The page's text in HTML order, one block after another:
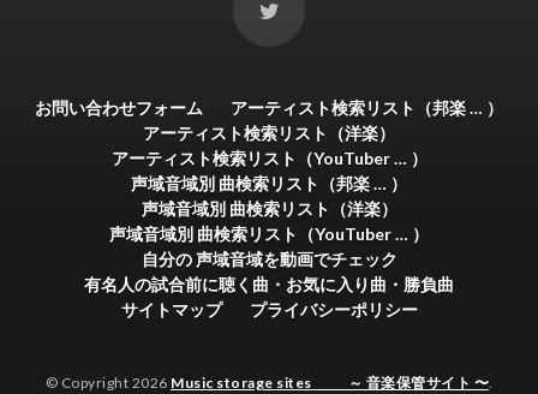
お問い合わせフォーム
アーティスト検索リスト（邦楽 … ）
アーティスト検索リスト（洋楽）
アーティスト検索リスト（YouTuber … ）
声域音域別 曲検索リスト（邦楽 … ）
声域音域別 曲検索リスト（洋楽）
声域音域別 曲検索リスト（YouTuber … ）
自分の 声域音域を動画でチェック
有名人の試合前に聴く曲・お気に入り曲・勝負曲
サイトマップ
プライバシーポリシー
© Copyright 2026 Music storage sites ～ 音楽保管サイト 〜.